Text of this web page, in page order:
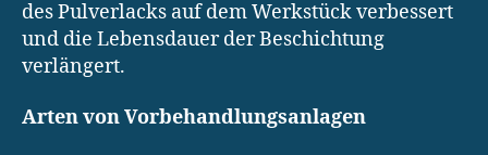
des Pulverlacks auf dem Werkstück verbessert
und die Lebensdauer der Beschichtung
verlängert.
Arten von Vorbehandlungsanlagen